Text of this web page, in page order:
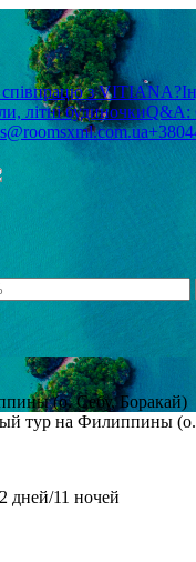
з VITIANA?
літні будиночкиQ&A:
(о. Себу, Боракай)
тур на Филиппины (о.
дней/11 ночей